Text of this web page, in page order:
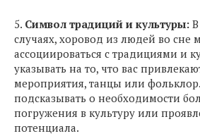
5. Символ традиций и культуры:
случаях, хоровод из людей во сне
ассоциироваться с традициями и
указывать на то, что вас
мероприятия, танцы или
подсказывать о необходимости
погружения в культуру или
потенциала.